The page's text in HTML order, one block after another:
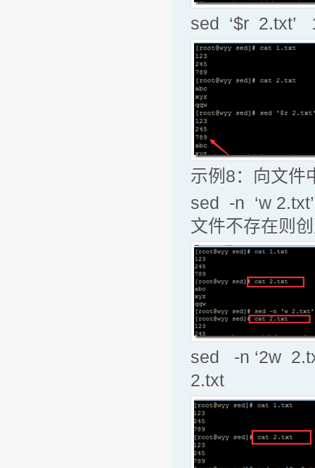
sed ‘$r 2.txt’
示例8：向文件
sed -n ‘w
文件不存在则
sed -n ‘2w
2.txt